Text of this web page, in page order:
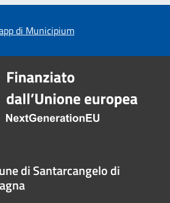
di Municipium
di Santarcangelo di